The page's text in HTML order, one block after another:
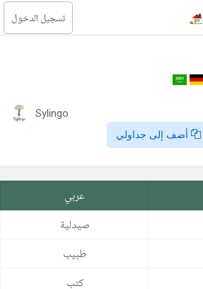
تسجيل الدخول
Sylingo
أضف إلى جداولي
عربي
صيدلية
طبيب
كتب